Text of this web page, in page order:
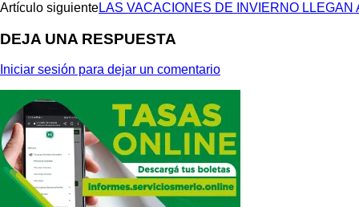
Artículo siguienteLAS VACACIONES DE INVIERNO LLEGAN
DEJA UNA RESPUESTA
Iniciar sesión para dejar un comentario